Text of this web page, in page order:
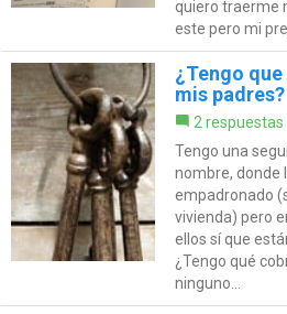
quiero traerme
este pero mi
¿Tengo
mis padres?
2 respuestas
Tengo una
nombre, donde
empadronado
vivienda) pero
ellos sí que
¿Tengo qué
ninguno...